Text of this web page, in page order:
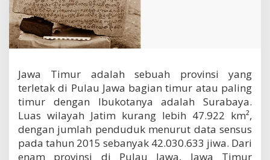
y
i
m
p
a
S
u
t
a
S
e
Jawa Timur adalah sebuah provinsi yang
terletak di Pulau Jawa bagian timur atau paling
timur dengan Ibukotanya adalah Surabaya.
Luas wilayah Jatim kurang lebih 47.922 km²,
dengan jumlah penduduk menurut data sensus
pada tahun 2015 sebanyak 42.030.633 jiwa. Dari
enam provinsi di Pulau Jawa, Jawa Timur